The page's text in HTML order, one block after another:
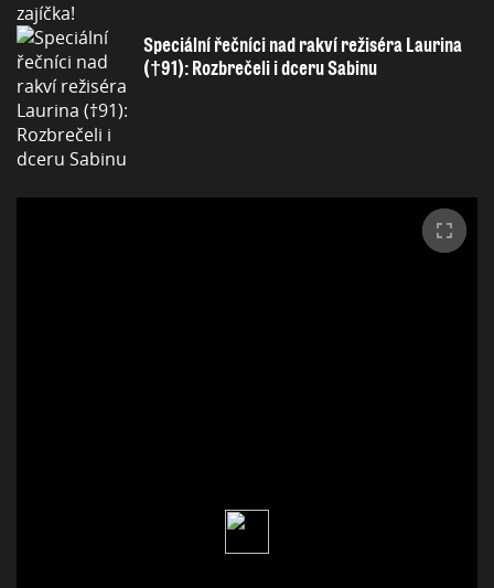
Speciální řečníci nad rakví režiséra Laurina
(†91): Rozbrečeli i dceru Sabinu